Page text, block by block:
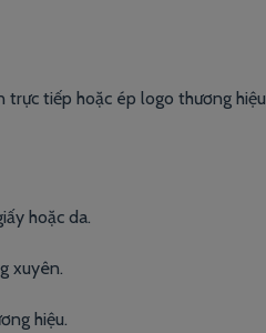
trực tiếp hoặc ép logo thương hiệu
hoặc da.
xuyên.
hiệu.